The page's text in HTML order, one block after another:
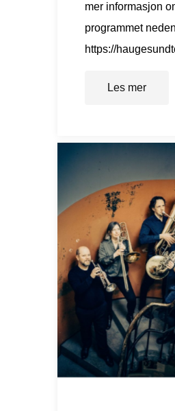
mer informasjon
programmet
https://
Les mer